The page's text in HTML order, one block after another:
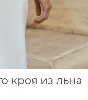
кроя из льна